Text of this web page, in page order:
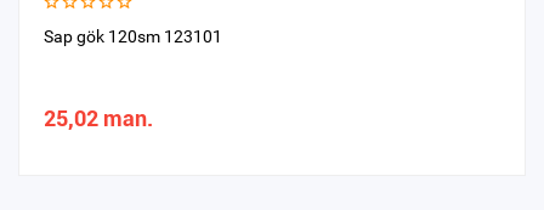
Sap gök 120sm 123101
25,02 man.